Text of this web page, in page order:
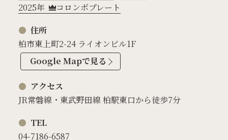
2025年
コロンボプレート
住所
柏市東上町2-24 ライオンビル1F
Google Mapで見る
アクセス
JR常磐線・東武野田線 柏駅東口から徒歩7分
TEL
04-7186-6587